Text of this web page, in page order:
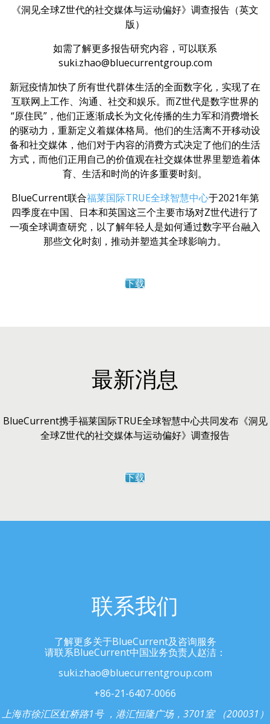
《洞见全球Z世代的社交媒体与运动偏好》调查报告（英文
版）
如需了解更多报告研究内容，可以联系
suki.zhao@bluecurrentgroup.com
新冠疫情加快了所有世代群体生活的全面数字化，实现了在
互联网上工作、沟通、社交和娱乐。而Z世代是数字世界的
“原住民”，他们正逐渐成长为文化传播的生力军和消费增长
的驱动力，重新定义着媒体格局。他们的生活离不开移动设
备和社交媒体，他们对于内容的消费方式决定了他们的生活
方式，而他们正用自己的价值观在社交媒体世界里塑造着体
育、生活和时尚的许多重要时刻。
BlueCurrent联合福莱国际TRUE全球智慧中心于2021年第
四季度在中国、日本和英国这三个主要市场对Z世代进行了
一项全球调查研究，以了解年轻人是如何通过数字平台融入
那些文化时刻，推动并塑造其全球影响力。
下载
最新消息
BlueCurrent携手福莱国际TRUE全球智慧中心共同发布《洞见
全球Z世代的社交媒体与运动偏好》调查报告
下载
联系我们
了解更多关于BlueCurrent及咨询服务
请联系BlueCurrent中国业务负责人赵洁：
suki.zhao@bluecurrentgroup.com
+86-21-6407-0066
上海市徐汇区虹桥路1号 ，港汇恒隆广场，3701室 （200031）